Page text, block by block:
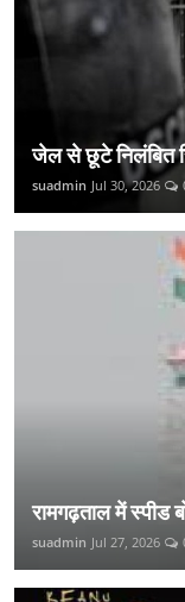
जेल से छूटे निलंबित
suadmin Jul 30, 2026
रामगढ़ताल में स्पीड
suadmin Jul 27, 2026